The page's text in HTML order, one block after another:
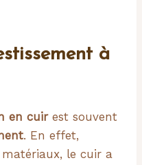
à
en cuirest souvent
. En effet,
le cuir a